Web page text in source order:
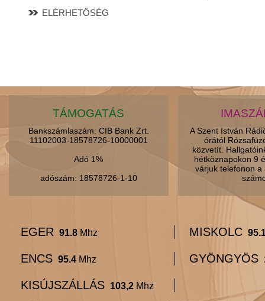
ELÉRHETŐSÉG
TÁMOGATÁS
Bankszámlaszám: CIB Bank Zrt.
11102003-18578726-10000001
Adó 1%
adószám: 18578726-1-10
A Szent István
órától
közvetít.
hétköznapokon 9
várjuk telefonon
EGER 91.8 Mhz MISKOLC
ENCS 95.4 Mhz GYÖNGYÖS
KISÚJSZÁLLÁS 103,2 Mhz